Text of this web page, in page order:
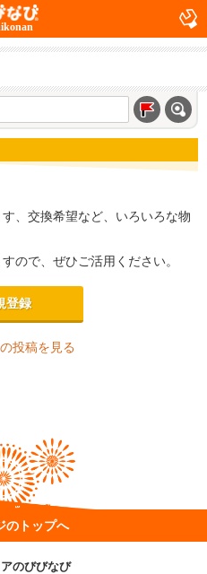
、交換希望など、いろいろな物
ので、ぜひご活用ください。
登録
投稿を見る
のトップへ
のびびなび